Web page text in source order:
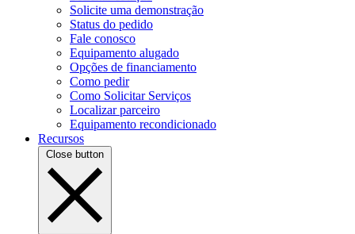
Solicite uma demonstração
Status do pedido
Fale conosco
Equipamento alugado
Opções de financiamento
Como pedir
Como Solicitar Serviços
Localizar parceiro
Equipamento recondicionado
Recursos
Close button